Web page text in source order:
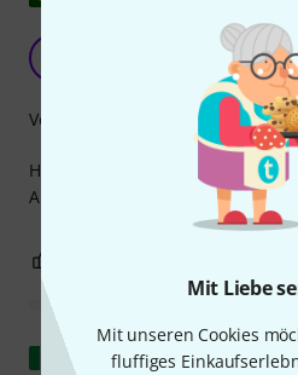
Mit Liebe
Mit unseren Cookies
fluffiges
ritmo jovem
Hervorragende
Anwendung
Verarbeitung
Original zeigen